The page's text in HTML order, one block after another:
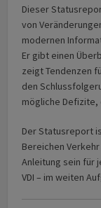
Dieser
von
modernen
Er gibt einen
zeigt Tendenzen
den
mögliche Defizite,
Der Statusreport
Bereichen
Anleitung sein für
VDI – im weiten